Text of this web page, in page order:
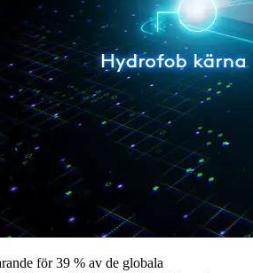
för 39 % av de globala